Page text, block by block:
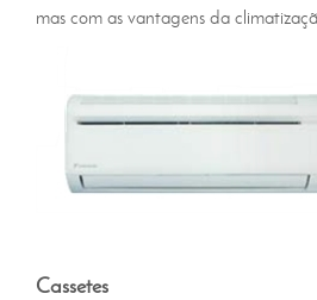
mas com as vantagens da
Cassetes